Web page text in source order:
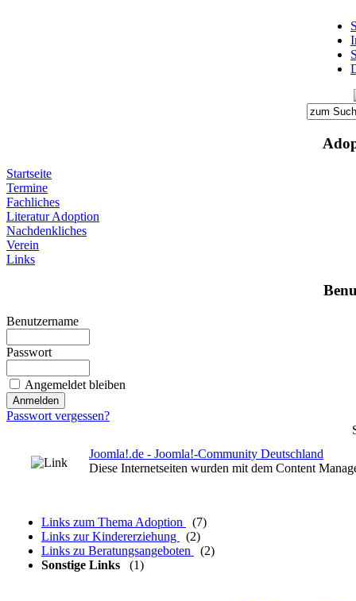
Startseite
Termine
Fachliches
Literatur Adoption
Nachdenkliches
Verein
Links
Benutzername
Passwort
Angemeldet bleiben
Passwort vergessen?
Joomla!.de - Joomla!-Community Deutschland
Diese Internetseiten wurden mit dem Content
Links zum Thema Adoption
(7)
Links zur Kindererziehung
(2)
Links zu Beratungsangeboten
(2)
Sonstige Links
(1)